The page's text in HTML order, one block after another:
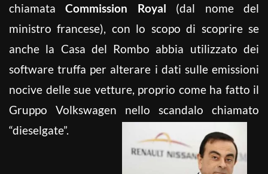
chiamataCommission Royal (dal nome del
ministro francese), con lo scopo di scoprire se
anche la Casa del Rombo abbia utilizzato dei
software truffa per alterare i dati sulle emissioni
nocive delle sue vetture, proprio come ha fatto il
Gruppo Volkswagen nello scandalo chiamato
“dieselgate”.